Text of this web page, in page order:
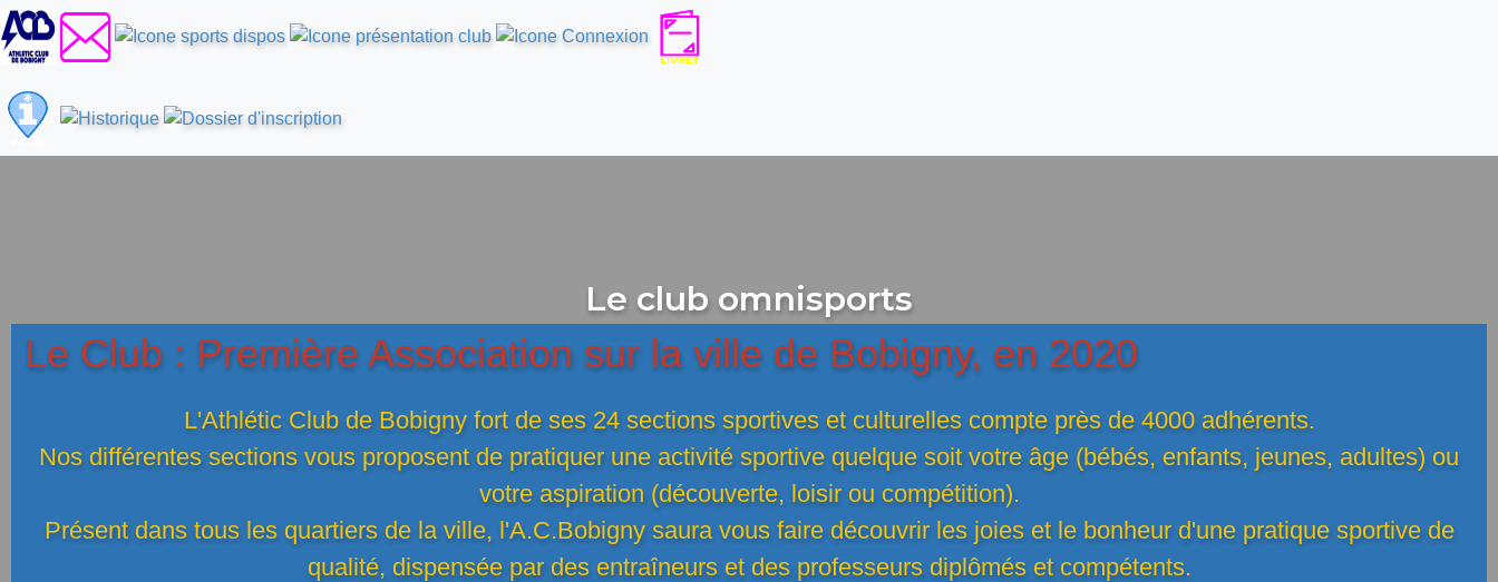
Le club omnisports
Le Club : Première Association sur la ville de Bobigny, en 2020
L'Athlétic Club de Bobigny fort de ses 24 sections sportives et culturelles compte près de 4000 adhérents.
Nos différentes sections vous proposent de pratiquer une activité sportive quelque soit votre âge (bébés, enfants, jeunes, adultes) ou
votre aspiration (découverte, loisir ou compétition).
Présent dans tous les quartiers de la ville, l'A.C.Bobigny saura vous faire découvrir les joies et le bonheur d'une pratique sportive de
qualité, dispensée par des entraîneurs et des professeurs diplômés et compétents.